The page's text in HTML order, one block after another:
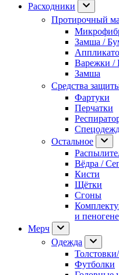
Расходники
Протирочный
Замша /
Варежки /
Замша
Средства
Фартуки
Перчатки
Остальное
Вёдра /
Кисти
Щётки
Сгоны
и
Мерч
Одежда
Футболки